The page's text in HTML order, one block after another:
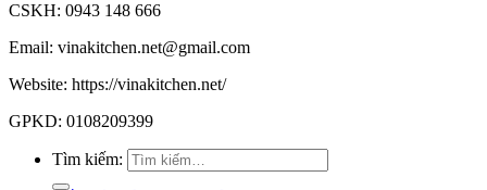
CSKH: 0943 148 666
Email: vinakitchen.net@gmail.com
Website: https://vinakitchen.net/
GPKD: 0108209399
Tìm kiếm: